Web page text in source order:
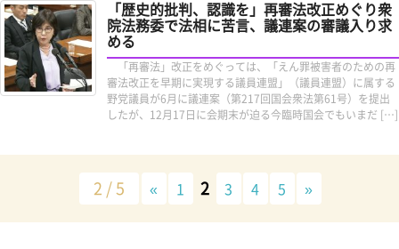
「歴史的批判、認識を」再審法改正めぐり衆
院法務委で法相に苦言、議連案の審議入り求
める
「再審法」改正をめぐっては、「えん罪被害者のための再
審法改正を早期に実現する議員連盟」（議員連盟）に属する
野党議員が6月に議連案（第217回国会衆法第61号）を提出
したが、12月17日に会期末が迫る今臨時国会でもいまだ […]
2 / 5 « 1 2 3 4 5 »